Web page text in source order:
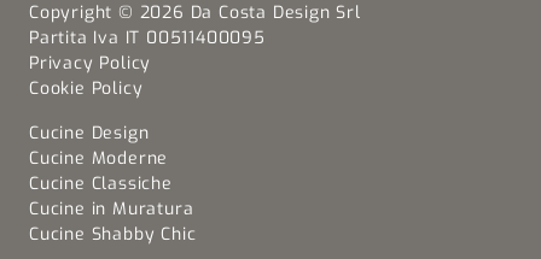
Copyright © 2026 Da Costa Design Srl
Partita Iva IT 00511400095
Privacy Policy
Cookie Policy
Cucine Design
Cucine Moderne
Cucine Classiche
Cucine in Muratura
Cucine Shabby Chic